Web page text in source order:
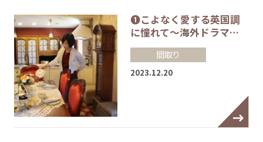
❶こよなく愛する英国調
に憧れて～海外ドラマ…
間取り
2023.12.20